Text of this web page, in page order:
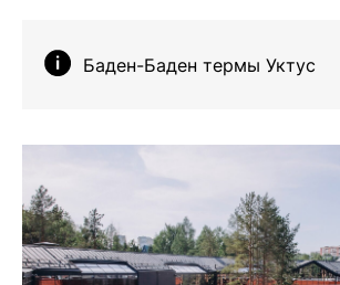
Баден-Баден термы Уктус